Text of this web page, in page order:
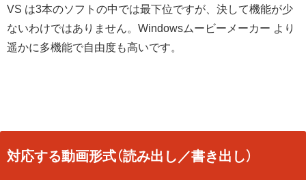
VS は3本のソフトの中では最下位ですが、決して機能が少
ないわけではありません。Windowsムービーメーカー より
遥かに多機能で自由度も高いです。
対応する動画形式（読み出し／書き出し）